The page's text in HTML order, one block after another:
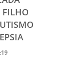
FILHO